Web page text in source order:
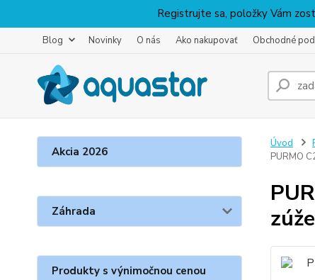
Registrujte sa, položky Vám
Blog Novinky O nás Ako nakupovať Obchodné
Akcia 2026
Záhrada
Produkty s výnimočnou cenou
Úvod
PURMO